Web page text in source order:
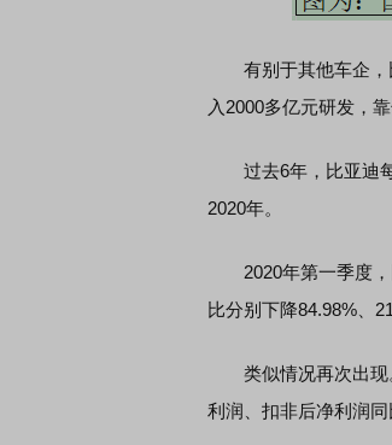
有别于其他车企，比
入2000多亿元研发，
过去6年，比亚迪每
2020年。
2020年第一季度，
比分别下降84.98%、
类似情况再次出现。
利润、扣非后净利润同